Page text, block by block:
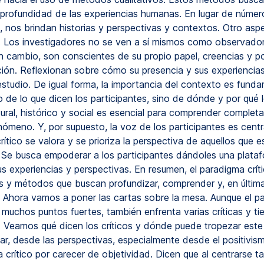
de las experiencias humanas. En lugar de
nos brindan historias y perspectivas y contextos. Otro
Los investigadores no se ven a sí mismos como
cambio, son conscientes de su propio papel, creencias y
Reflexionan sobre cómo su presencia y sus
De igual forma, la importancia del contexto es
de lo que dicen los participantes, sino de dónde y por qué
histórico y social es esencial para comprender
Y, por supuesto, la voz de los participantes es
se valora y se prioriza la perspectiva de aquellos que
busca empoderar a los participantes dándoles una
experiencias y perspectivas. En resumen, el paradigma
y métodos que buscan profundizar, comprender y, en
vamos a poner las cartas sobre la mesa. Aunque el
puntos fuertes, también enfrenta varias críticas y
Veamos qué dicen los críticos y dónde puede tropezar
desde las perspectivas, especialmente desde el
crítico por carecer de objetividad. Dicen que al centrarse